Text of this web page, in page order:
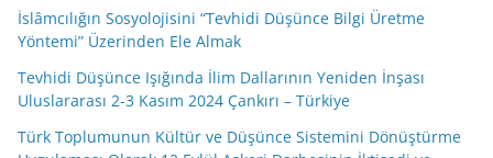
rİslâmcılığın Sosyolojisini “Tevhidi Düşünce Bilgi Üretme
Yöntemi” Üzerinden Ele Almak
Tevhidi Düşünce Işığında İlim Dallarının Yeniden İnşası
Uluslararası 2-3 Kasım 2024 Çankırı – Türkiye
Türk Toplumunun Kültür ve Düşünce Sistemini Dönüştürme